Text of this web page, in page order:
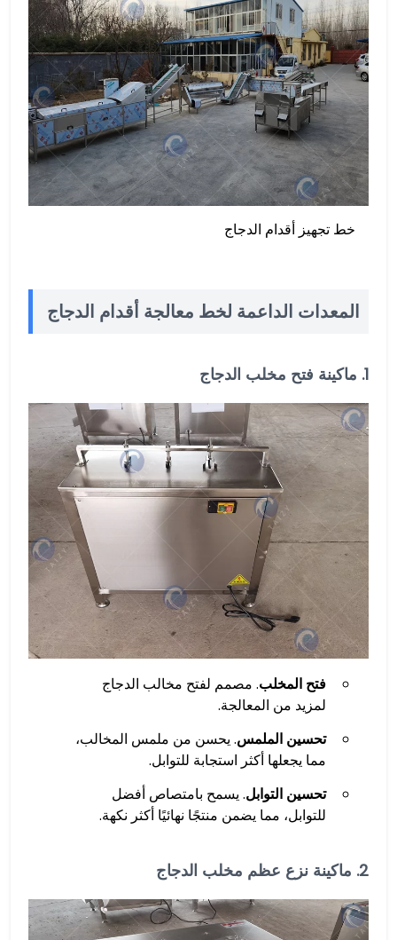
خط تجهيز أقدام الدجاج
المعدات الداعمة لخط معالجة أقدام الدجاج
1. ماكينة فتح مخلب الدجاج
فتح المخلب. مصمم لفتح مخالب الدجاج
لمزيد من المعالجة.
تحسين الملمس. يحسن من ملمس المخالب،
مما يجعلها أكثر استجابة للتوابل.
تحسين التوابل. يسمح بامتصاص أفضل
للتوابل، مما يضمن منتجًا نهائيًا أكثر نكهة.
2. ماكينة نزع عظم مخلب الدجاج